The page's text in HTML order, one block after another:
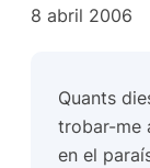
8 abril 2006
Quants
trobar-me
en el